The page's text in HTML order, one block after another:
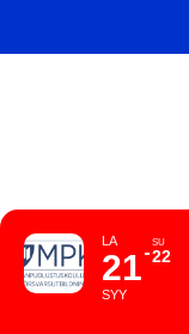
LA
21
SYY
SU
22